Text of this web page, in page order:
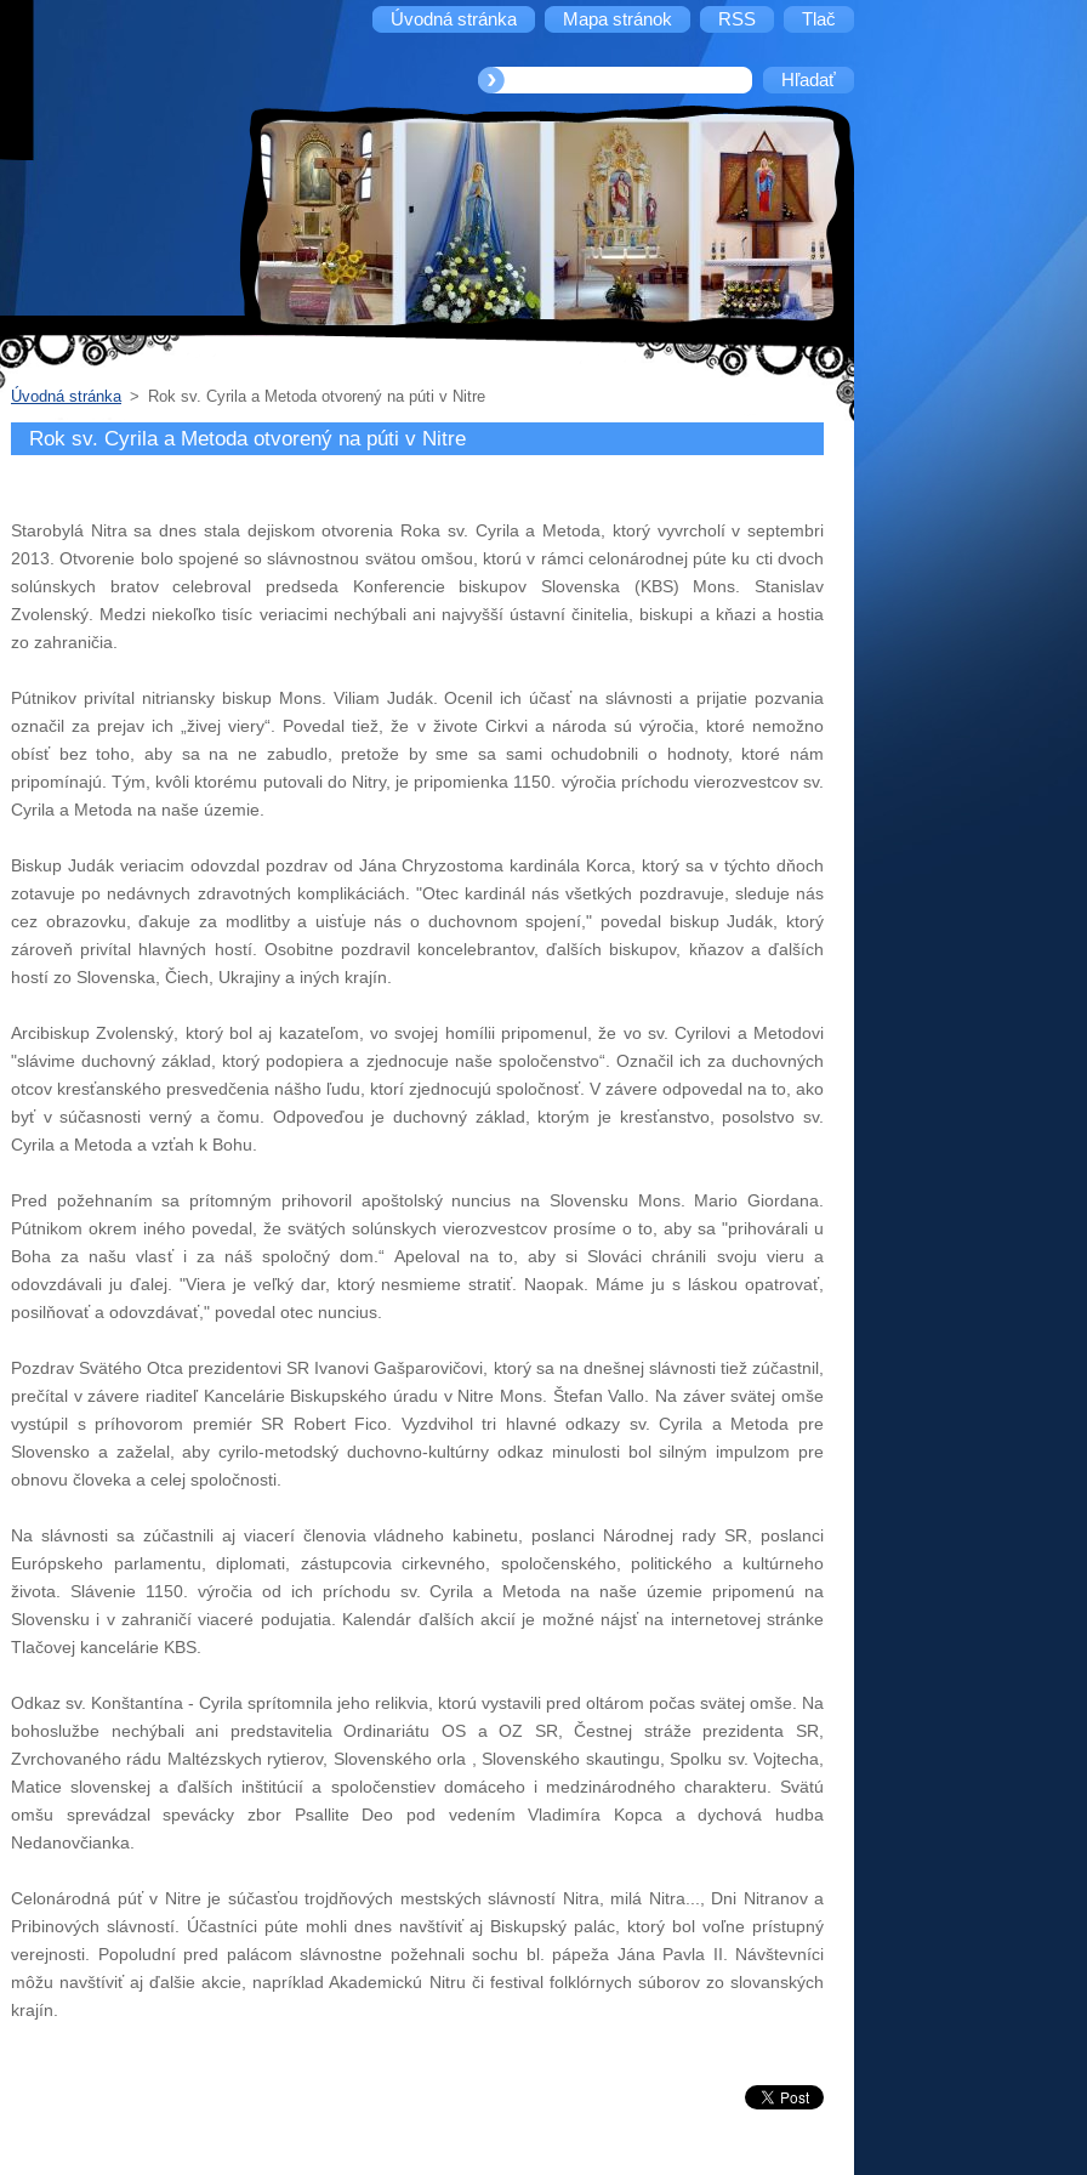
Úvodná stránka Mapa stránok RSS Tlač
Úvodná stránka > Rok sv. Cyrila a Metoda otvorený na púti v Nitre
Rok sv. Cyrila a Metoda otvorený na púti v Nitre
Starobylá Nitra sa dnes stala dejiskom otvorenia Roka sv. Cyrila a Metoda, ktorý vyvrcholí v septembri
2013. Otvorenie bolo spojené so slávnostnou svätou omšou, ktorú v rámci celonárodnej púte ku cti dvoch
solúnskych bratov celebroval predseda Konferencie biskupov Slovenska (KBS) Mons. Stanislav
Zvolenský. Medzi niekoľko tisíc veriacimi nechýbali ani najvyšší ústavní činitelia, biskupi a kňazi a hostia
zo zahraničia.
Pútnikov privítal nitriansky biskup Mons. Viliam Judák. Ocenil ich účasť na slávnosti a prijatie pozvania
označil za prejav ich „živej viery“. Povedal tiež, že v živote Cirkvi a národa sú výročia, ktoré nemožno
obísť bez toho, aby sa na ne zabudlo, pretože by sme sa sami ochudobnili o hodnoty, ktoré nám
pripomínajú. Tým, kvôli ktorému putovali do Nitry, je pripomienka 1150. výročia príchodu vierozvestcov sv.
Cyrila a Metoda na naše územie.
Biskup Judák veriacim odovzdal pozdrav od Jána Chryzostoma kardinála Korca, ktorý sa v týchto dňoch
zotavuje po nedávnych zdravotných komplikáciách. "Otec kardinál nás všetkých pozdravuje, sleduje nás
cez obrazovku, ďakuje za modlitby a uisťuje nás o duchovnom spojení," povedal biskup Judák, ktorý
zároveň privítal hlavných hostí. Osobitne pozdravil koncelebrantov, ďalších biskupov, kňazov a ďalších
hostí zo Slovenska, Čiech, Ukrajiny a iných krajín.
Arcibiskup Zvolenský, ktorý bol aj kazateľom, vo svojej homílii pripomenul, že vo sv. Cyrilovi a Metodovi
"slávime duchovný základ, ktorý podopiera a zjednocuje naše spoločenstvo“. Označil ich za duchovných
otcov kresťanského presvedčenia nášho ľudu, ktorí zjednocujú spoločnosť. V závere odpovedal na to, ako
byť v súčasnosti verný a čomu. Odpoveďou je duchovný základ, ktorým je kresťanstvo, posolstvo sv.
Cyrila a Metoda a vzťah k Bohu.
Pred požehnaním sa prítomným prihovoril apoštolský nuncius na Slovensku Mons. Mario Giordana.
Pútnikom okrem iného povedal, že svätých solúnskych vierozvestcov prosíme o to, aby sa "prihovárali u
Boha za našu vlasť i za náš spoločný dom.“ Apeloval na to, aby si Slováci chránili svoju vieru a
odovzdávali ju ďalej. "Viera je veľký dar, ktorý nesmieme stratiť. Naopak. Máme ju s láskou opatrovať,
posilňovať a odovzdávať," povedal otec nuncius.
Pozdrav Svätého Otca prezidentovi SR Ivanovi Gašparovičovi, ktorý sa na dnešnej slávnosti tiež zúčastnil,
prečítal v závere riaditeľ Kancelárie Biskupského úradu v Nitre Mons. Štefan Vallo. Na záver svätej omše
vystúpil s príhovorom premiér SR Robert Fico. Vyzdvihol tri hlavné odkazy sv. Cyrila a Metoda pre
Slovensko a zaželal, aby cyrilo-metodský duchovno-kultúrny odkaz minulosti bol silným impulzom pre
obnovu človeka a celej spoločnosti.
Na slávnosti sa zúčastnili aj viacerí členovia vládneho kabinetu, poslanci Národnej rady SR, poslanci
Európskeho parlamentu, diplomati, zástupcovia cirkevného, spoločenského, politického a kultúrneho
života. Slávenie 1150. výročia od ich príchodu sv. Cyrila a Metoda na naše územie pripomenú na
Slovensku i v zahraničí viaceré podujatia. Kalendár ďalších akcií je možné nájsť na internetovej stránke
Tlačovej kancelárie KBS.
Odkaz sv. Konštantína - Cyrila sprítomnila jeho relikvia, ktorú vystavili pred oltárom počas svätej omše. Na
bohoslužbe nechýbali ani predstavitelia Ordinariátu OS a OZ SR, Čestnej stráže prezidenta SR,
Zvrchovaného rádu Maltézskych rytierov, Slovenského orla , Slovenského skautingu, Spolku sv. Vojtecha,
Matice slovenskej a ďalších inštitúcií a spoločenstiev domáceho i medzinárodného charakteru. Svätú
omšu sprevádzal spevácky zbor Psallite Deo pod vedením Vladimíra Kopca a dychová hudba
Nedanovčianka.
Celonárodná púť v Nitre je súčasťou trojdňových mestských slávností Nitra, milá Nitra..., Dni Nitranov a
Pribinových slávností. Účastníci púte mohli dnes navštíviť aj Biskupský palác, ktorý bol voľne prístupný
verejnosti. Popoludní pred palácom slávnostne požehnali sochu bl. pápeža Jána Pavla II. Návštevníci
môžu navštíviť aj ďalšie akcie, napríklad Akademickú Nitru či festival folklórnych súborov zo slovanských
krajín.